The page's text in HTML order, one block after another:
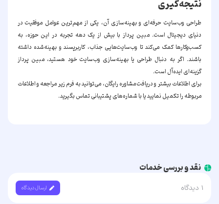
نتیجه‌گیری
طراحی وب‌سایت حرفه‌ای و بهینه‌سازی آن، یکی از مهم‌ترین عوامل موفقیت در
دنیای دیجیتال است.مبین پردازبا بیش از یک دهه تجربه در این حوزه، به
کسب‌وکارها کمک می‌کند تا وب‌سایت‌هایی جذاب، کاربرپسند و بهینه‌شده داشته
باشند. اگر به دنبال طراحی یا بهینه‌سازی وب‌سایت خود هستید، مبین پرداز
گزینه‌ای ایده‌آل است.
برای اطلاعات بیشتر و دریافت مشاوره رایگان، می‌توانید به فرم زیر مراجعه و اطلاعات
مربوطه را تکمیل نمایید یا با شماره‌های پشتیبانی تماس بگیرید.
نقد و بررسی خدمات
1 دیدگاه ارسال دیدگاه